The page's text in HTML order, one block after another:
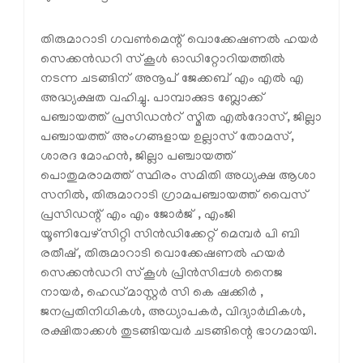
തിരുമാറാടി ഗവൺമെന്റ് വൊക്കേഷണൽ ഹയർ
സെക്കൻഡറി സ്കൂൾ ഓഡിറ്റോറിയത്തിൽ
നടന്ന ചടങ്ങിന് അനൂപ് ജേക്കബ് എം എൽ എ
അദ്ധ്യക്ഷത വഹിച്ചു. പാമ്പാക്കുട ബ്ലോക്ക്
പഞ്ചായത്ത് പ്രസിഡൻറ് സ്മിത എൽദോസ്, ജില്ലാ
പഞ്ചായത്ത് അംഗങ്ങളായ ഉല്ലാസ് തോമസ്,
ശാരദ മോഹൻ, ജില്ലാ പഞ്ചായത്ത്
പൊതുമരാമത്ത് സ്ഥിരം സമിതി അധ്യക്ഷ ആശാ
സനിൽ, തിരുമാറാടി ഗ്രാമപഞ്ചായത്ത് വൈസ്
പ്രസിഡന്റ് എം എം ജോർജ് , എംജി
യൂണിവേഴ്സിറ്റി സിൻഡിക്കേറ്റ് മെമ്പർ പി ബി
രതീഷ്, തിരുമാറാടി വൊക്കേഷണൽ ഹയർ
സെക്കൻഡറി സ്കൂൾ പ്രിൻസിപ്പൾ നൈജ
നായർ, ഹെഡ്മാസ്റ്റർ സി കെ ഷക്കിർ ,
ജനപ്രതിനിധികൾ, അധ്യാപകർ, വിദ്യാർഥികൾ,
രക്ഷിതാക്കൾ തുടങ്ങിയവർ ചടങ്ങിന്റെ ഭാഗമായി.